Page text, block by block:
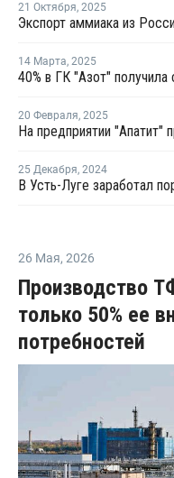
21 Октября, 2025
Экспорт аммиака из
14 Марта, 2025
20 Февраля, 2025
На предприятии "Апатит"
25 Декабря, 2024
26 Мая, 2026
Производство
только 50% ее
потребностей